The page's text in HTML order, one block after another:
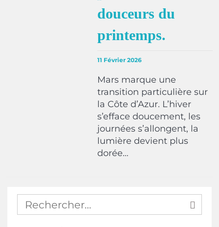
douceurs du
printemps.
11 Février 2026
Mars marque une
transition particulière sur
la Côte d’Azur. L’hiver
s’efface doucement, les
journées s’allongent, la
lumière devient plus
dorée…